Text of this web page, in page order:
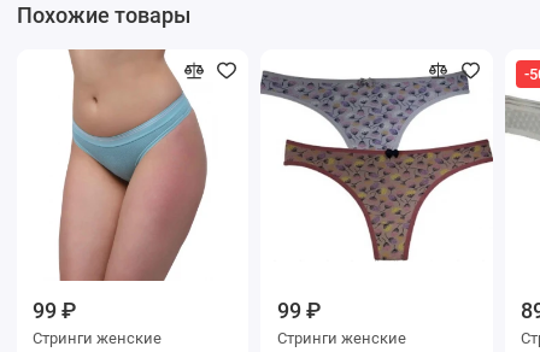
Похожие товары
99 ₽
Стринги женские
99 ₽
Стринги женские
-